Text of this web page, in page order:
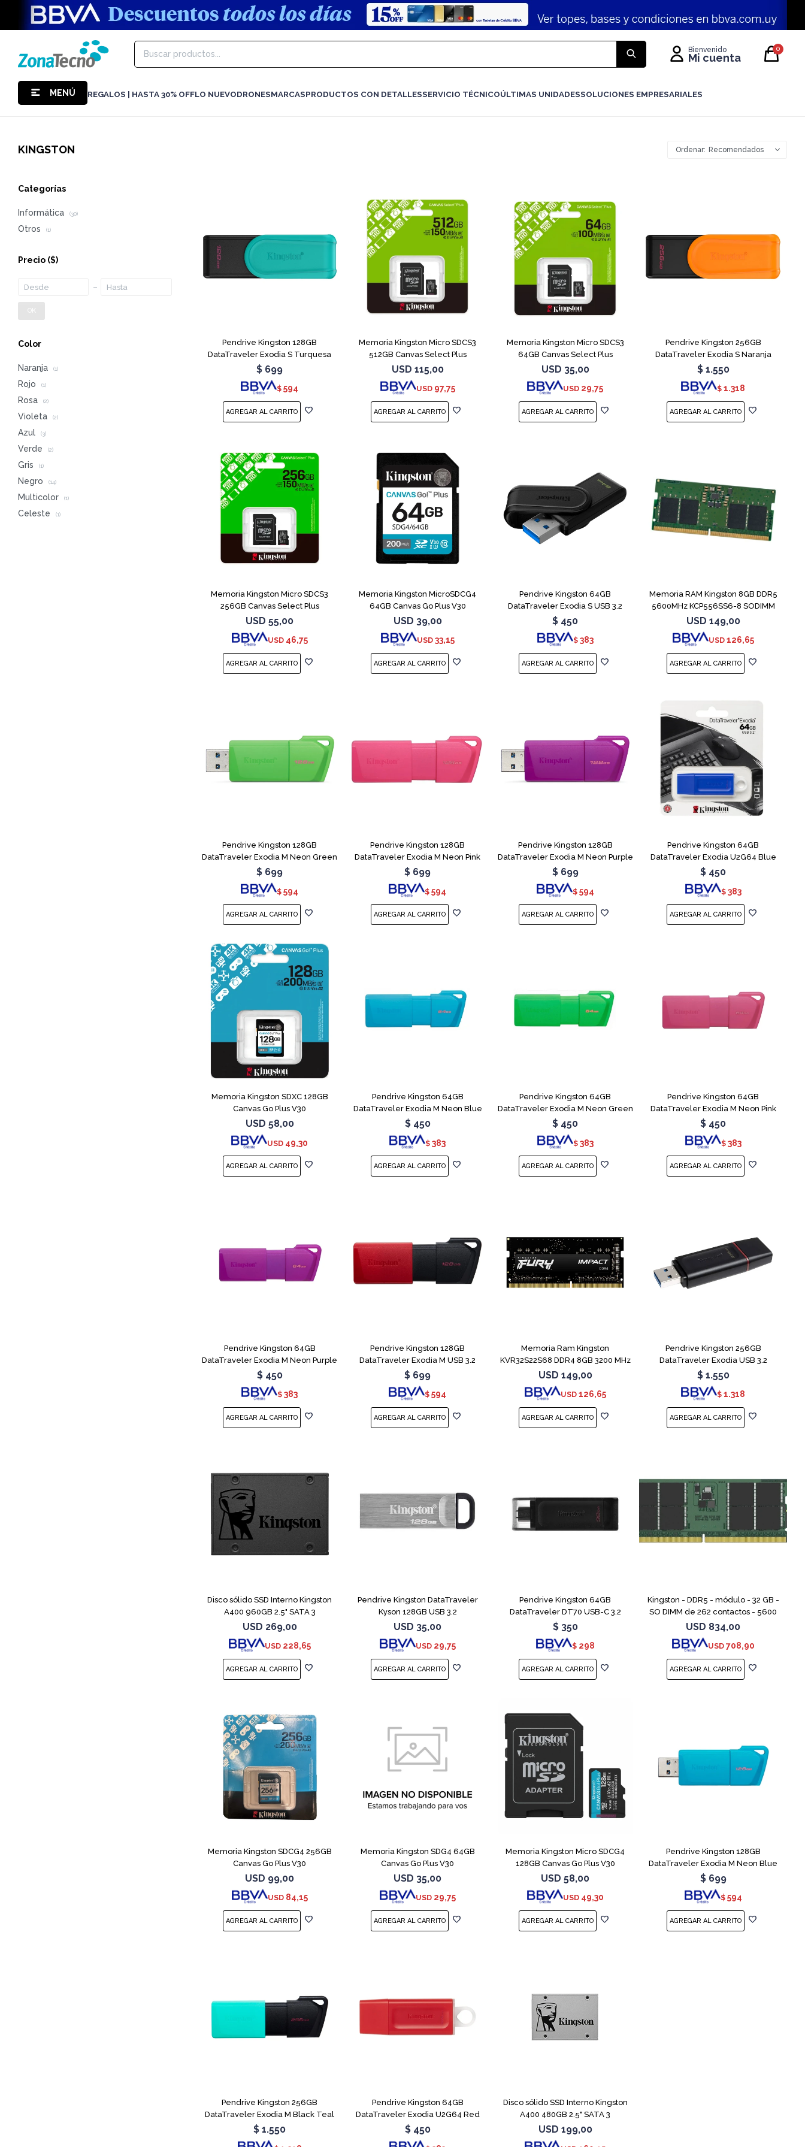
MENÚ REGALOS | HASTA 30% OFFLO NUEVODRONESMARCASPRODUCTOS CON DETALLESSERVICIO TÉCNICOÚLTIMAS UNIDADESSOLUCIONES EMPRESARIALES
0
KINGSTON Recomendados
Pendrive Kingston 128GB
DataTraveler Exodia S Turquesa
$ 699
$ 594
Memoria Kingston Micro SDCS3
512GB Canvas Select Plus
USD 115,00
USD 97,75
Memoria Kingston Micro SDCS3
64GB Canvas Select Plus
USD 35,00
USD 29,75
Pendrive Kingston 256GB
DataTraveler Exodia S Naranja
$ 1.550
$ 1.318
Memoria Kingston Micro SDCS3
256GB Canvas Select Plus
USD 55,00
USD 46,75
Memoria Kingston MicroSDCG4
64GB Canvas Go Plus V30
USD 39,00
USD 33,15
Pendrive Kingston 64GB
DataTraveler Exodia S USB 3.2
$ 450
$ 383
Memoria RAM Kingston 8GB DDR5
5600MHz KCP556SS6-8 SODIMM
USD 149,00
USD 126,65
Pendrive Kingston 128GB
DataTraveler Exodia M Neon Green
$ 699
$ 594
Pendrive Kingston 128GB
DataTraveler Exodia M Neon Pink
$ 699
$ 594
Pendrive Kingston 128GB
DataTraveler Exodia M Neon Purple
$ 699
$ 594
Pendrive Kingston 64GB
DataTraveler Exodia U2G64 Blue
$ 450
$ 383
Memoria Kingston SDXC 128GB
Canvas Go Plus V30
USD 58,00
USD 49,30
Pendrive Kingston 64GB
DataTraveler Exodia M Neon Blue
$ 450
$ 383
Pendrive Kingston 64GB
DataTraveler Exodia M Neon Green
$ 450
$ 383
Pendrive Kingston 64GB
DataTraveler Exodia M Neon Pink
$ 450
$ 383
Pendrive Kingston 64GB
DataTraveler Exodia M Neon Purple
$ 450
$ 383
Pendrive Kingston 128GB
DataTraveler Exodia M USB 3.2
$ 699
$ 594
Memoria Ram Kingston
KVR32S22S68 DDR4 8GB 3200 MHz
Sodimm
USD 149,00
USD 126,65
Pendrive Kingston 256GB
DataTraveler Exodia USB 3.2
$ 1.550
$ 1.318
Disco sólido SSD Interno Kingston
A400 960GB 2.5" SATA 3
USD 269,00
USD 228,65
Pendrive Kingston DataTraveler
Kyson 128GB USB 3.2
USD 35,00
USD 29,75
Pendrive Kingston 64GB
DataTraveler DT70 USB-C 3.2
$ 350
$ 298
Kingston - DDR5 - módulo - 32 GB -
SO DIMM de 262 contactos - 5600
MT/s / PC5-44800 - CL46 - 1.1 V -
sin búfer - no ECC
USD 834,00
USD 708,90
Memoria Kingston SDCG4 256GB
Canvas Go Plus V30
USD 99,00
USD 84,15
Memoria Kingston SDG4 64GB
Canvas Go Plus V30
USD 35,00
USD 29,75
Memoria Kingston Micro SDCG4
128GB Canvas Go Plus V30
USD 58,00
USD 49,30
Pendrive Kingston 128GB
DataTraveler Exodia M Neon Blue
$ 699
$ 594
Pendrive Kingston 256GB
DataTraveler Exodia M Black Teal
$ 1.550
Pendrive Kingston 64GB
DataTraveler Exodia U2G64 Red
$ 450
Disco sólido SSD Interno Kingston
A400 480GB 2.5" SATA 3
USD 199,00
Categorías
Informática (30)
Otros (1)
Precio ($)
OK
Color
Naranja (1)
Rojo (1)
Rosa (2)
Violeta (2)
Azul (3)
Verde (2)
Gris (1)
Negro (14)
Multicolor (1)
Celeste (1)